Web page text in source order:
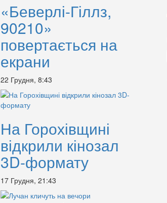
«Беверлі-Гіллз,
90210»
повертається на
екрани
22 Грудня, 8:43
На Горохівщині
відкрили кінозал
3D-формату
17 Грудня, 21:43